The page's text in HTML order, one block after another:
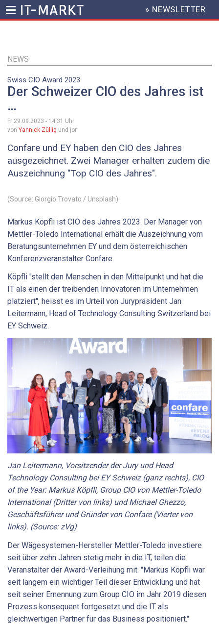
Inhalt
HEADER
MENU
» NEWSLETTER
NEWS
Swiss CIO Award 2023
Der Schweizer CIO des Jahres ist
…
Fr 29.09.2023 - 14:31 Uhr
von Yannick Züllig und jor
Confare und EY haben den CIO des Jahres
ausgezeichnet. Zwei Manager erhalten zudem die
Auszeichnung "Top CIO des Jahres".
(Source: Giorgio Trovato / Unsplash)
Markus Köpfli ist CIO des Jahres 2023. Der Manager von
Mettler-Toledo International erhält die Auszeichnung vom
Beratungsunternehmen EY und dem österreichischen
Konferenzveranstalter Confare.
Köpfli "stellt den Menschen in den Mittelpunkt und hat die
IT als einen der treibenden Innovatoren im Unternehmen
platziert", heisst es im Urteil von Jurypräsident Jan
Leitermann, Head of Technology Consulting Switzerland bei
EY Schweiz.
Jan Leitermann, Vorsitzender der Jury und Head
Technology Consulting bei EY Schweiz (ganz rechts), CIO
of the Year: Markus Köpfli, Group CIO von Mettler-Toledo
International (Dritter von links) und Michael Ghezzo,
Geschäftsführer und Gründer von Confare (Vierter von
links). (Source: zVg)
Der Wägesystemen-Hersteller Mettler-Toledo investiere
seit über zehn Jahren stetig mehr in die IT, teilen die
Veranstalter der Award-Verleihung mit. "Markus Köpfli war
seit langem ein wichtiger Teil dieser Entwicklung und hat
seit seiner Ernennung zum Group CIO im Jahr 2019 diesen
Prozess konsequent fortgesetzt und die IT als
gleichwertigen Partner für das Business positioniert."